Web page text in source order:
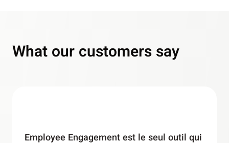
What our customers say